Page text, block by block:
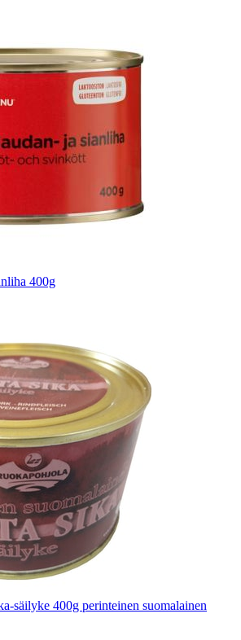
400g
säilyke 400g perinteinen suomalainen